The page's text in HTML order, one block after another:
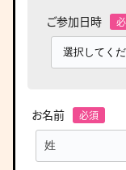
ご参加日時
お名前